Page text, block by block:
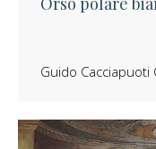
Guido